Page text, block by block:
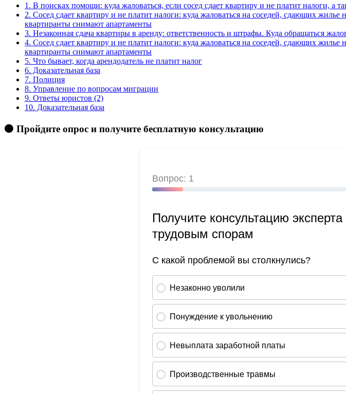
1. В поисках помощи: куда жаловаться, если сосед сдает квартиру и не платит налоги, а
2. Сосед сдает квартиру и не платит налоги: куда жаловаться на соседей, сдающих
квартиранты снимают апартаменты
3. Незаконная сдача квартиры в аренду: ответственность и штрафы. Куда обращаться
4. Сосед сдает квартиру и не платит налоги: куда жаловаться на соседей, сдающих
квартиранты снимают апартаменты
5. Что бывает, когда арендодатель не платит налог
6. Доказательная база
7. Полиция
8. Управление по вопросам миграции
9. Ответы юристов (2)
10. Доказательная база
🟠 Пройдите опрос и получите бесплатную консультацию